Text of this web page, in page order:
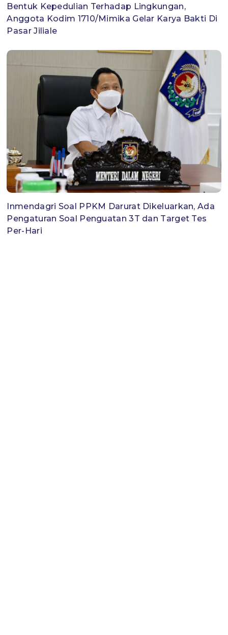
Bentuk Kepedulian Terhadap Lingkungan,
Anggota Kodim 1710/Mimika Gelar Karya Bakti Di
Pasar Jiliale
Inmendagri Soal PPKM Darurat Dikeluarkan, Ada
Pengaturan Soal Penguatan 3T dan Target Tes
Per-Hari